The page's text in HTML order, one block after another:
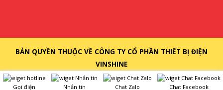
BẢN QUYỀN THUỘC VỀ CÔNG TY CỔ PHẦN THIẾT BỊ ĐIỆN
VINSHINE
Gọi điện Nhắn tin Chat Zalo Chat Facebook